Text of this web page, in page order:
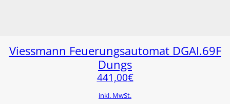
Viessmann Feuerungsautomat DGAI.69F
Dungs
441,00€
inkl. MwSt.